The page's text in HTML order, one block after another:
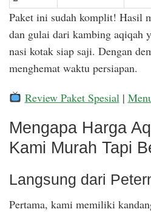
Paket ini sudah komplit! Hasil
dan gulai dari kambing aqiqah
nasi kotak siap saji. Dengan
menghemat waktu persiapan.
Review Paket Spesial |
Mengapa Harga
Kami Murah Tapi
Langsung dari
Pertama, kami memiliki